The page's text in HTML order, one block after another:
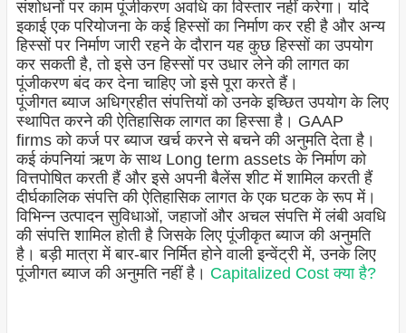
संशोधनों पर काम पूंजीकरण अवधि का विस्तार नहीं करेगा। यदि
इकाई एक परियोजना के कई हिस्सों का निर्माण कर रही है और अन्य
हिस्सों पर निर्माण जारी रहने के दौरान यह कुछ हिस्सों का उपयोग
कर सकती है, तो इसे उन हिस्सों पर उधार लेने की लागत का
पूंजीकरण बंद कर देना चाहिए जो इसे पूरा करते हैं।
पूंजीगत ब्याज अधिग्रहीत संपत्तियों को उनके इच्छित उपयोग के लिए
स्थापित करने की ऐतिहासिक लागत का हिस्सा है। GAAP
firms को कर्ज पर ब्याज खर्च करने से बचने की अनुमति देता है।
कई कंपनियां ऋण के साथ Long term assets के निर्माण को
वित्तपोषित करती हैं और इसे अपनी बैलेंस शीट में शामिल करती हैं
दीर्घकालिक संपत्ति की ऐतिहासिक लागत के एक घटक के रूप में।
विभिन्न उत्पादन सुविधाओं, जहाजों और अचल संपत्ति में लंबी अवधि
की संपत्ति शामिल होती है जिसके लिए पूंजीकृत ब्याज की अनुमति
है। बड़ी मात्रा में बार-बार निर्मित होने वाली इन्वेंट्री में, उनके लिए
पूंजीगत ब्याज की अनुमति नहीं है। Capitalized Cost क्या है?